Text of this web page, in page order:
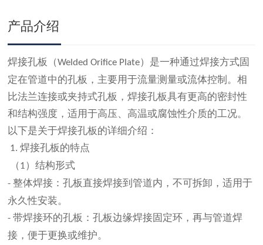
产品介绍
焊接孔板（Welded Orifice Plate）是一种通过焊接方式固
定在管道中的孔板，主要用于流量测量或流体控制。相
比法兰连接或夹持式孔板，焊接孔板具有更高的密封性
和结构强度，适用于高压、高温或腐蚀性介质的工况。
以下是关于焊接孔板的详细介绍：
1.焊接孔板的特点
（1 ）结构形式
-整体焊接：孔板直接焊接到管道内，不可拆卸，适用于
永久性安装。
-带焊接环的孔板：孔板边缘焊接固定环，再与管道焊
接，便于更换或维护。